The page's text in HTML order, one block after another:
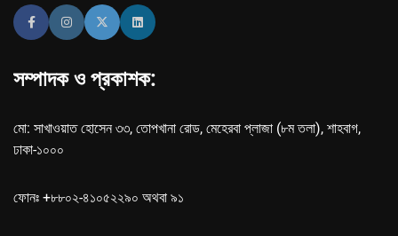
সম্পাদক ও প্রকাশক:
মো: সাখাওয়াত হোসেন ৩৩, তোপখানা রোড, মেহেরবা প্লাজা (৮ম তলা), শাহবাগ,
ঢাকা-১০০০
ফোনঃ +৮৮০২-৪১০৫২২৯০ অথবা ৯১